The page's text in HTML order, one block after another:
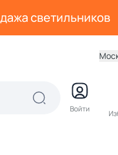
светильников
Войти